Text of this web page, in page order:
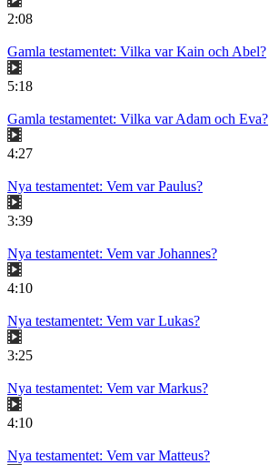
2:08
Gamla testamentet: Vilka var Kain och Abel?
5:18
Gamla testamentet: Vilka var Adam och Eva?
4:27
Nya testamentet: Vem var Paulus?
3:39
Nya testamentet: Vem var Johannes?
4:10
Nya testamentet: Vem var Lukas?
3:25
Nya testamentet: Vem var Markus?
4:10
Nya testamentet: Vem var Matteus?